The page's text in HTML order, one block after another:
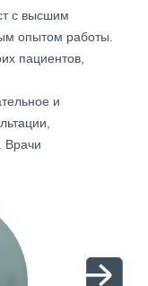
с высшим
опытом работы.
пациентов,
и
Врачи